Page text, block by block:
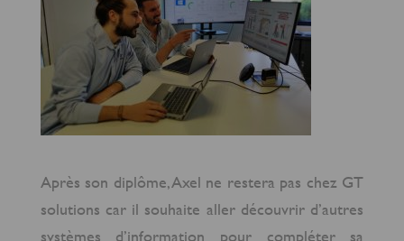
Après son diplôme, Axel ne restera pas chez GT
solutions car il souhaite aller découvrir d’autres
systèmes d’information pour compléter sa